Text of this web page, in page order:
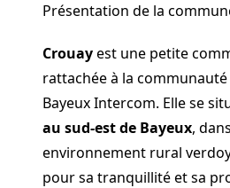
Présentation de la
Crouayest une petite
rattachée à la
Bayeux Intercom. Elle se
au sud-est de Bayeux,
environnement rural
pour sa tranquillité et sa